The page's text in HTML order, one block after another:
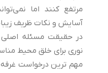
مرتفع کنند اما
آسایش و نکات ظریف
در حقیقت مسئله اصلی
نوری برای خلق محیط
مهم ترین درخواست غرفه